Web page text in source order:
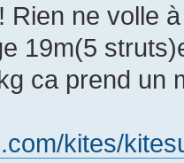
Rien ne volle
19m(5
ca prend un
kites/